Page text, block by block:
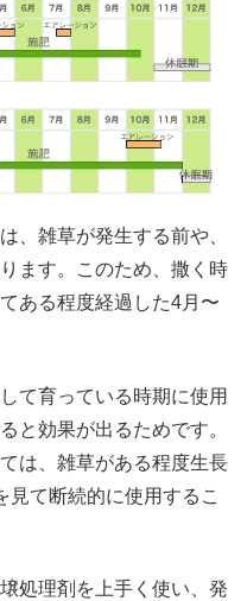
、雑草が発生する前や、
ます。このため、撒く時
ある程度経過した4月〜
て育っている時期に使用
と効果が出るためです。
は、雑草がある程度生長
て断続的に使用するこ
処理剤を上手く使い、発